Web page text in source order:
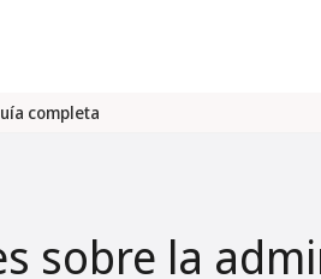
completa
sobre la